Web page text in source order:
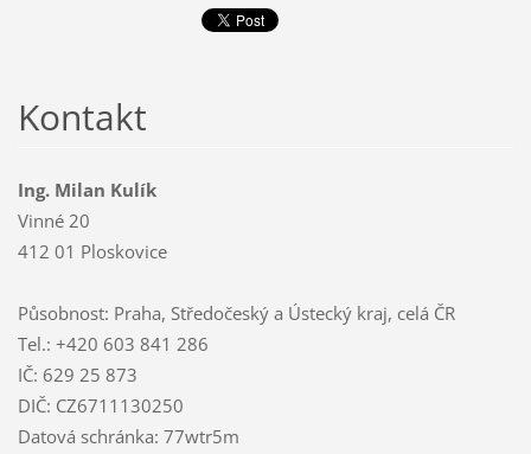
Kontakt
Ing. Milan Kulík
Vinné 20
412 01 Ploskovice
Působnost: Praha, Středočeský a Ústecký kraj, celá ČR
Tel.: +420 603 841 286
IČ: 629 25 873
DIČ: CZ6711130250
Datová schránka: 77wtr5m